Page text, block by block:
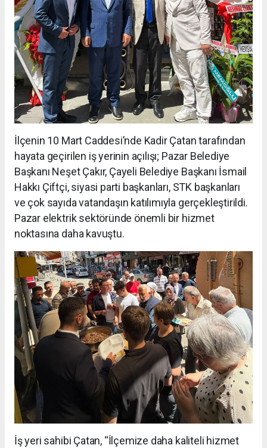
İlçenin 10 Mart Caddesi’nde Kadir Çatan tarafından
hayata geçirilen iş yerinin açılışı; Pazar Belediye
Başkanı Neşet Çakır, Çayeli Belediye Başkanı İsmail
Hakkı Çiftçi, siyasi parti başkanları, STK başkanları
ve çok sayıda vatandaşın katılımıyla gerçekleştirildi.
Pazar elektrik sektöründe önemli bir hizmet
noktasına daha kavuştu.
İş yeri sahibi Çatan, “İlçemize daha kaliteli hizmet